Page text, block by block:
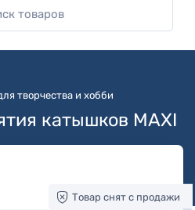
творчества и хобби
катышков MAXI
Товар снят с продажи